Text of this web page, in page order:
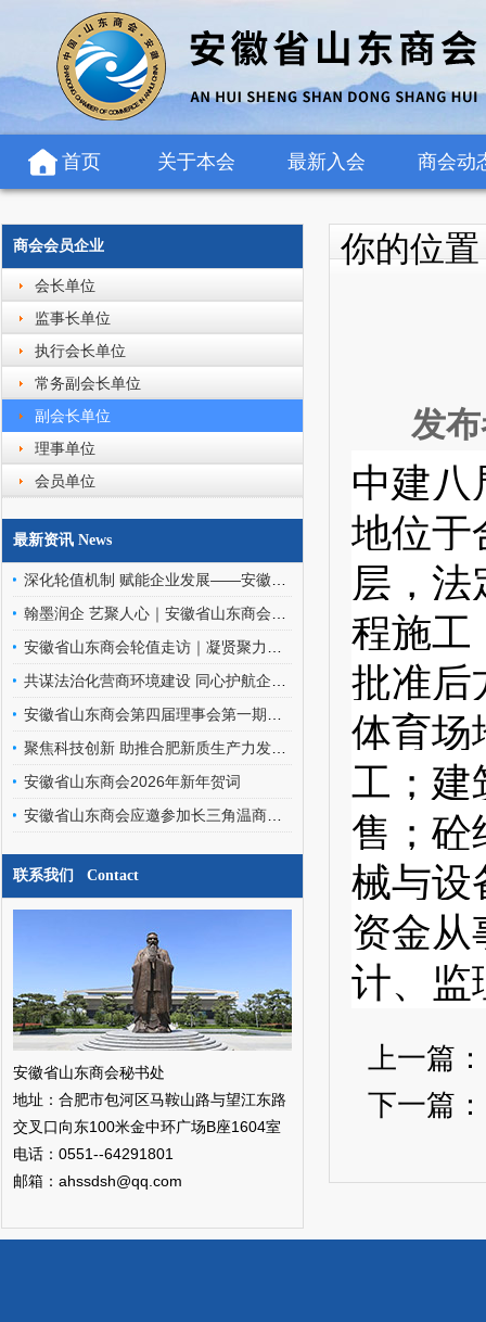
首页 关于本会 最新入会 商会动
商会会员企业
会长单位
监事长单位
执行会长单位
常务副会长单位
副会长单位
理事单位
会员单位
最新资讯 News
安徽省山东商会2026年新年贺词
联系我们 Contact
安徽省山东商会秘书处
地址：合肥市包河区马鞍山路与望江东路
交叉口向东100米金中环广场B座1604室
电话：0551--64291801
邮箱：ahssdsh@qq.com
你的位
发
中建
地位于
层，
程施工
批准后
体育场
工；建
售；
械与设
资金
计、监
上一篇
下一篇